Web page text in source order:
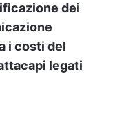
dei
i costi del
legati